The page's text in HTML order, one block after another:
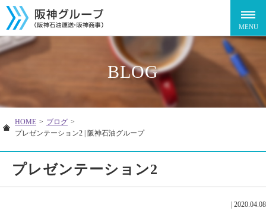
BLOG
HOME > ブログ >
プレゼンテーション2 | 阪神石油グループ
プレゼンテーション2
2020.04.08